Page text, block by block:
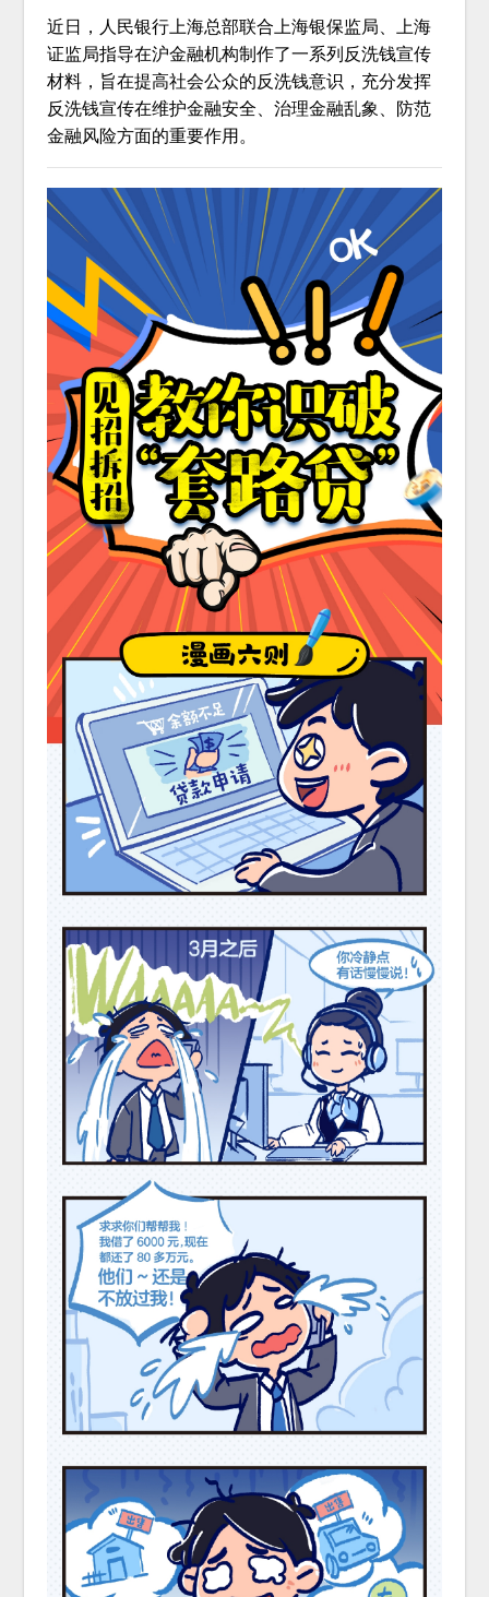
近日，人民银行上海总部联合上海银保监局、上海
证监局指导在沪金融机构制作了一系列反洗钱宣传
材料，旨在提高社会公众的反洗钱意识，充分发挥
反洗钱宣传在维护金融安全、治理金融乱象、防范
金融风险方面的重要作用。